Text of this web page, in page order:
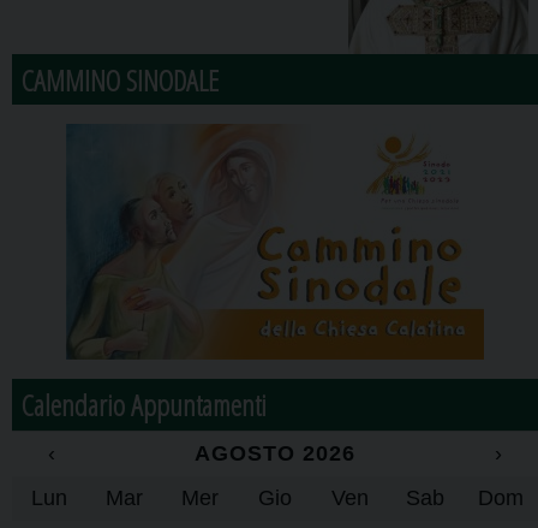
CAMMINO SINODALE
Calendario Appuntamenti
‹ AGOSTO 2026
›
Lun
Mar Mer Gio Ven Sab Dom